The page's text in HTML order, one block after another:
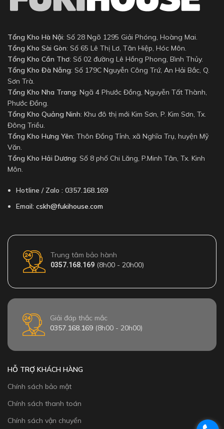
Tổng Kho Hà Nội: Số 28 Ngõ 1295 Giải Phóng, Hoàng Mai.
Tổng Kho Sài Gòn: Số 65 Lê Thị Lơ, Tân Hiệp, Hóc Môn.
Tổng Kho Cần Thơ: Số 02 đường Lê Hồng Phong, Bình Thủy.
Tổng Kho Đà Nẵng: Số 179C Nguyễn Công Trứ, An Hải Bắc, Q.
Sơn Trà.
Tổng Kho Nha Trang: Ngã 4 Phước Đồng, Nguyễn Tất Thành,
Phước Đồng.
Tổng Kho Quảng Ninh: Khu đô thị mới Kim Sơn, P. Kim Sơn, Tx.
Đông Triều.
Tổng Kho Hưng Yên: Thôn Đồng Tỉnh, xã Nghĩa Trụ, huyện Mỹ
Văn.
Tổng Kho Hải Dương: Số 8 phố Chi Lăng, P.Minh Tân, Tx. Kinh
Môn.
Hotline / Zalo : 0357.168.169
Email: cskh@fukihouse.com
Trung tâm bảo hành
0357.168.169 (8h00 - 20h00)
Giải đáp thắc mắc
0357.168.169 (8h00 - 20h00)
HỖ TRỢ KHÁCH HÀNG
Chính sách bảo mật
Chính sách thanh toán
Chính sách vận chuyển